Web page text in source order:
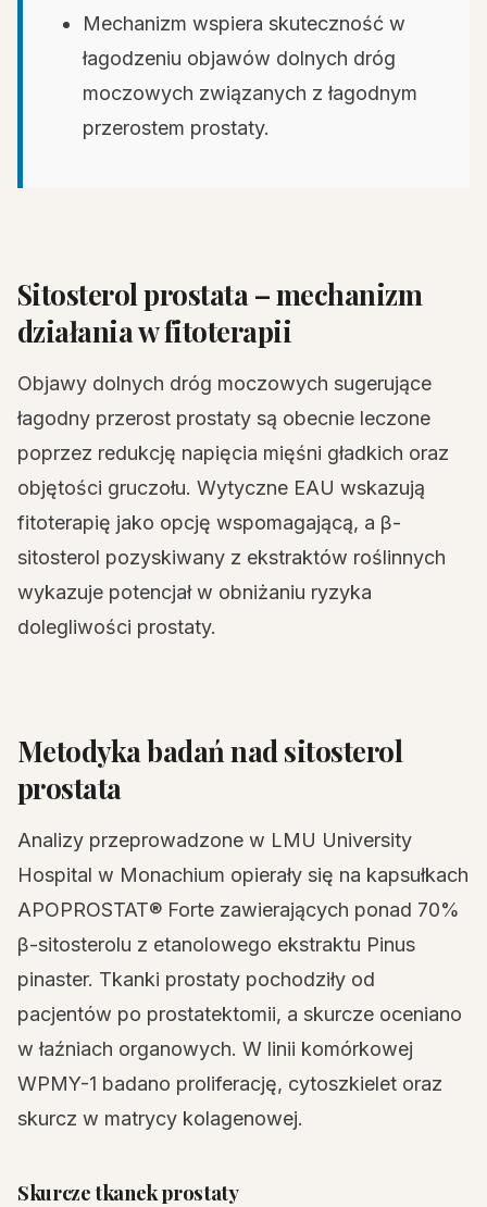
Mechanizm wspiera skuteczność w
łagodzeniu objawów dolnych dróg
moczowych związanych z łagodnym
przerostem prostaty.
Sitosterol prostata – mechanizm
działania w fitoterapii
Objawy dolnych dróg moczowych sugerujące
łagodny przerost prostaty są obecnie leczone
poprzez redukcję napięcia mięśni gładkich oraz
objętości gruczołu. Wytyczne EAU wskazują
fitoterapię jako opcję wspomagającą, a β-
sitosterol pozyskiwany z ekstraktów roślinnych
wykazuje potencjał w obniżaniu ryzyka
dolegliwości prostaty.
Metodyka badań nad sitosterol
prostata
Analizy przeprowadzone w LMU University
Hospital w Monachium opierały się na kapsułkach
APOPROSTAT® Forte zawierających ponad 70%
β-sitosterolu z etanolowego ekstraktu Pinus
pinaster. Tkanki prostaty pochodziły od
pacjentów po prostatektomii, a skurcze oceniano
w łaźniach organowych. W linii komórkowej
WPMY-1 badano proliferację, cytoszkielet oraz
skurcz w matrycy kolagenowej.
Skurcze tkanek prostaty